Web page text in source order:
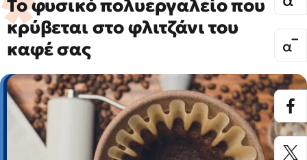
Το φυσικό πολυεργαλείο που
κρύβεται στο φλιτζάνι του
καφέ σας